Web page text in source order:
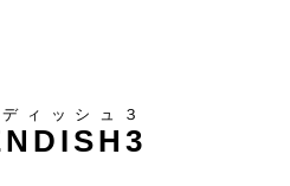
ィッシュ３